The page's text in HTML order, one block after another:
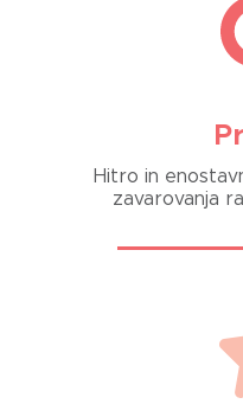
Hitro in
zavarovanja